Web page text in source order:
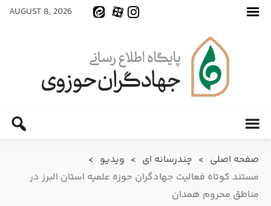
AUGUST 8, 2026
صفحه اصلی > چندرسانه ای > ویدیو >
مستند کوتاه فعالیت جهادگران حوزه علمیه استان البرز در
مناطق محروم همدان